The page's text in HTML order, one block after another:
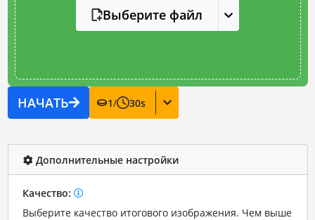
Выберите файл
НАЧАТЬ 1/ 30s
Дополнительные настройки
Качество:
Выберите качество итогового изображения. Чем выше